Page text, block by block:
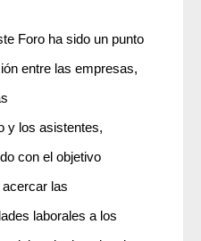
Foro ha sido un punto
entre las empresas,
y los asistentes,
con el objetivo
acercar las
laborales a los